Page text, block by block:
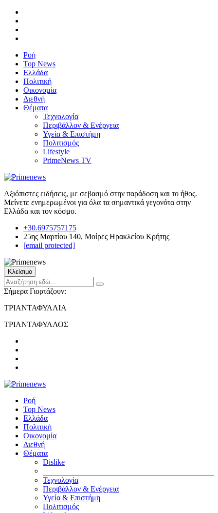
Ροή
Top News
Ελλάδα
Πολιτική
Οικονομία
Διεθνή
Θέματα
Τεχνολογία
Περιβάλλον & Ενέργεια
Υγεία & Επιστήμη
Πολιτισμός
Lifestyle
PrimeNews TV
Αξιόπιστες ειδήσεις, με σεβασμό στην παράδοση και το ήθος.
Μείνετε ενημερωμένοι για όλα τα σημαντικά γεγονότα στην
Ελλάδα και τον κόσμο.
+30.6975757175
25ης Μαρτίου 140, Μοίρες Ηρακλείου Κρήτης
[email protected]
Κλείσιμο
Σήμερα Γιορτάζουν:
ΤΡΙΑΝΤΑΦΥΛΛΙΑ
ΤΡΙΑΝΤΑΦΥΛΛΟΣ
Ροή
Top News
Ελλάδα
Πολιτική
Οικονομία
Διεθνή
Θέματα
Dislike
Τεχνολογία
Περιβάλλον & Ενέργεια
Υγεία & Επιστήμη
Πολιτισμός